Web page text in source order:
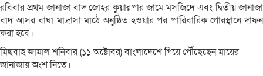
রবিবার প্রথম জানাজা বাদ জোহর কুয়ারপার জামে মসজিদে এবং দ্বিতীয় জানাজা
বাদ আসর বাঘা মাদ্রাসা মাঠে অনুষ্ঠিত হওয়ার পর পারিবারিক গোরস্থানে দাফন
করা হবে।
মিছবাহ জামাল শনিবার (১১ অক্টোবর) বাংলাদেশে গিয়ে পৌঁছেছেন মায়ের
জানাজায় অংশ নিতে।